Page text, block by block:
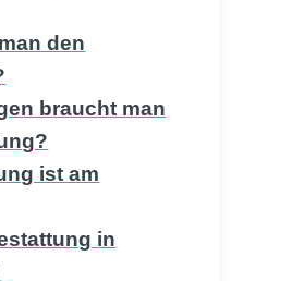
den
braucht man
ist am
in